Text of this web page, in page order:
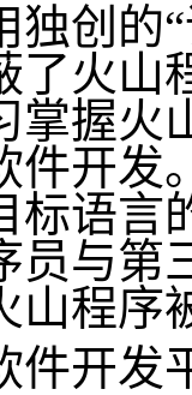
独创的
了火山
掌握火
件开发
标语言
员与第
山程序
件开发